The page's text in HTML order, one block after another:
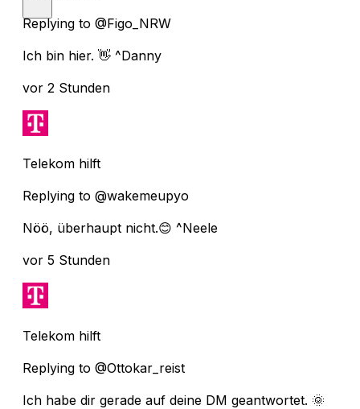
Replying to @Figo_NRW
Ich bin hier. 👋 ^Danny
vor 2 Stunden
Telekom hilft
Replying to @wakemeupyo
Nöö, überhaupt nicht.😊 ^Neele
vor 5 Stunden
Telekom hilft
Replying to @Ottokar_reist
Ich habe dir gerade auf deine DM geantwortet. 🌞